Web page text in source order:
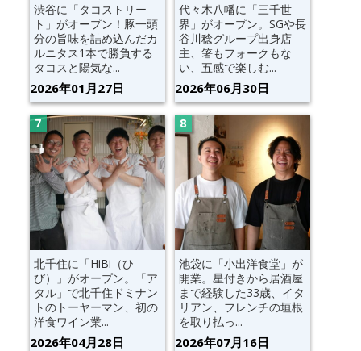
渋谷に「タコストリー
ト」がオープン！豚一頭
分の旨味を詰め込んだカ
ルニタス1本で勝負する
タコスと陽気な...
2026年01月27日
代々木八幡に「三千世
界」がオープン。SGや長
谷川稔グループ出身店
主、箸もフォークもな
い、五感で楽しむ...
2026年06月30日
北千住に「HiBi（ひ
び）」がオープン。「ア
タル」で北千住ドミナン
トのトーヤーマン、初の
洋食ワイン業...
2026年04月28日
池袋に「小出洋食堂」が
開業。星付きから居酒屋
まで経験した33歳、イタ
リアン、フレンチの垣根
を取り払っ...
2026年07月16日